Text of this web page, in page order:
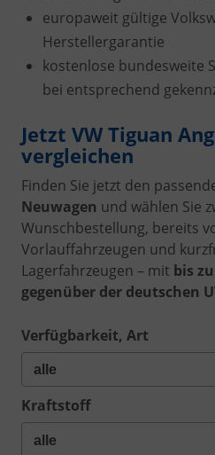
europaweit gültige
Herstellergarantie
kostenlose bundesweite
bei entsprechend
Jetzt VW Tiguan
vergleichen
Finden Sie jetzt den
Neuwagen und wählen Sie
Wunschbestellung, bereits
Vorlauffahrzeugen und
Lagerfahrzeugen – mit bis
gegenüber der deutschen
Verfügbarkeit, Art
Kraftstoff